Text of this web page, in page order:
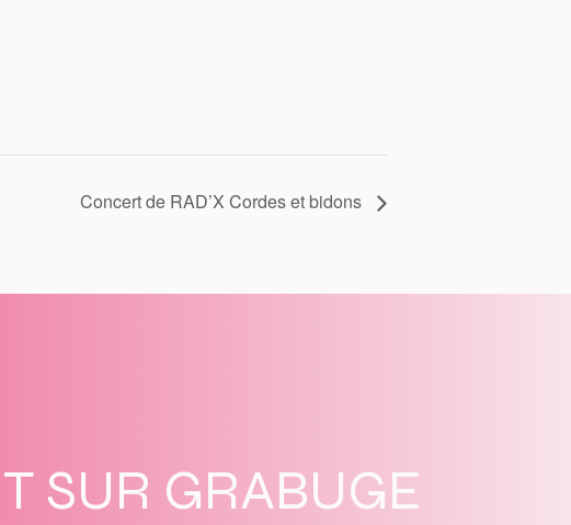
Concert de RAD’X Cordes et bidons
SUR GRABUGE